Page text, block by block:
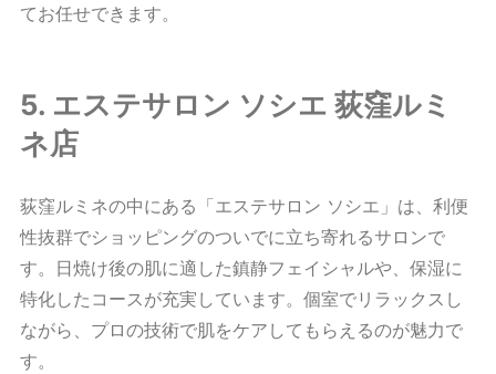
てお任せできます。
5. エステサロン ソシエ 荻窪ルミ
ネ店
荻窪ルミネの中にある「エステサロン ソシエ」は、利便
性抜群でショッピングのついでに立ち寄れるサロンで
す。日焼け後の肌に適した鎮静フェイシャルや、保湿に
特化したコースが充実しています。個室でリラックスし
ながら、プロの技術で肌をケアしてもらえるのが魅力で
す。